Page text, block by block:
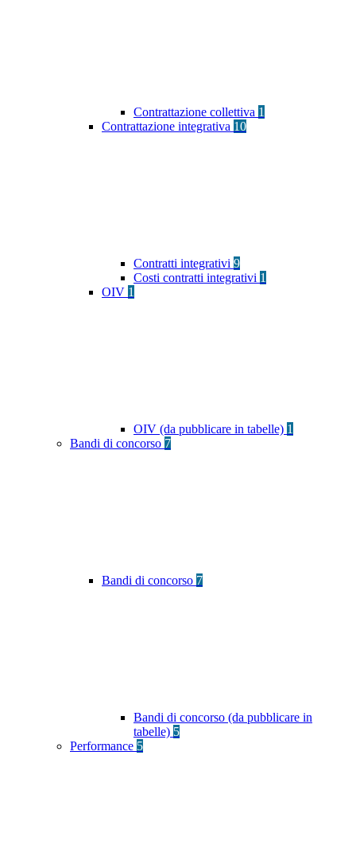
Contrattazione collettiva 1
Contrattazione integrativa 10
Contratti integrativi 9
Costi contratti integrativi 1
OIV 1
OIV (da pubblicare in tabelle) 1
Bandi di concorso 7
Bandi di concorso 7
Bandi di concorso (da pubblicare in
tabelle) 5
Performance 5